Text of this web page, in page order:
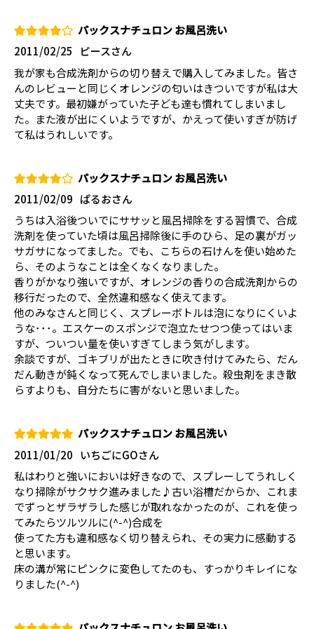
パックスナチュロン お風呂洗い
ピースさん
2011/02/25
我が家も合成洗剤からの切り替えで購入してみました。皆さ
んのレビューと同じくオレンジの匂いはきついですが私は大
丈夫です。最初嫌がっていた子ども達も慣れてしまいまし
た。また液が出にくいようですが、かえって使いすぎが防げ
て私はうれしいです。
パックスナチュロン お風呂洗い
ぱるおさん
2011/02/09
うちは入浴後ついでにササッと風呂掃除をする習慣で、合成
洗剤を使っていた頃は風呂掃除後に手のひら、足の裏がガッ
サガサになってました。でも、こちらの石けんを使い始めた
ら、そのようなことは全くなくなりました。
香りがかなり強いですが、オレンジの香りの合成洗剤からの
移行だったので、全然違和感なく使えてます。
他のみなさんと同じく、スプレーボトルは泡になりにくいよ
うな･･･。エスケーのスポンジで泡立たせつつ使ってはいま
すが、ついつい量を使いすぎてしまう気がします。
余談ですが、ゴキブリが出たときに吹き付けてみたら、だん
だん動きが鈍くなって死んでしまいました。殺虫剤をまき散
らすよりも、自分たちに害がないと思いました。
パックスナチュロン お風呂洗い
いちごにGOさん
2011/01/20
私はわりと強いにおいは好きなので、スプレーしてうれしく
なり掃除がサクサク進みました♪古い浴槽だからか、これま
でずっとザラザラした感じが取れなかったのが、これを使っ
てみたらツルツルに(^-^)合成を
使ってた方も違和感なく切り替えられ、その実力に感動する
と思います。
床の溝が常にピンクに変色してたのも、すっかりキレイにな
りました(^-^)